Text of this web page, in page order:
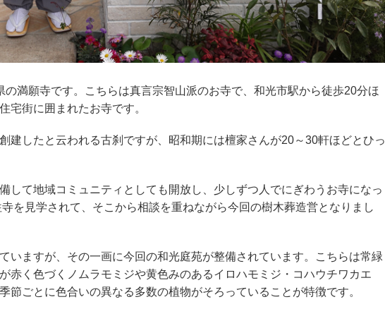
満願寺です。こちらは真言宗智山派のお寺で、和光市駅から徒歩20分ほ
宅街に囲まれたお寺です。
建したと云われる古刹ですが、昭和期には檀家さんが20～30軒ほどとひっ
して地域コミュニティとしても開放し、少しずつ人でにぎわうお寺になっ
を見学されて、そこから相談を重ねながら今回の樹木葬造営となりまし
いますが、その一画に今回の和光庭苑が整備されています。こちらは常緑
赤く色づくノムラモミジや黄色みのあるイロハモミジ・コハウチワカエ
節ごとに色合いの異なる多数の植物がそろっていることが特徴です。